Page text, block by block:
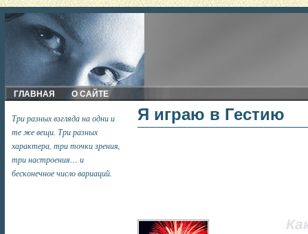
ГЛАВНАЯ О САЙТЕ
Три разных взгляда на одни и
те же вещи. Три разных
характера, три точки зрения,
три настроения… и
бесконечное число вариаций.
Я играю в Гестию